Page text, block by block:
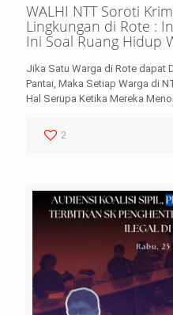
WALHI NTT Soroti
Lingkungan di Rote :
Ini Soal Ruang Hidup
Jika Satu Warga di Rote dapat
Pantai, Maka Setiap Warga di
Hal Serupa Ketika Mereka
2